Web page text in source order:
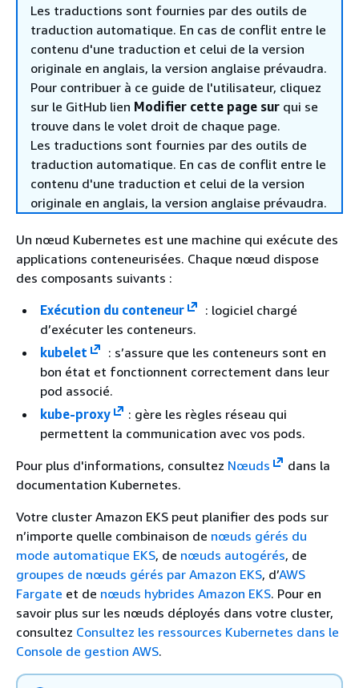
Les traductions sont fournies par des outils de
traduction automatique. En cas de conflit entre le
contenu d'une traduction et celui de la version
originale en anglais, la version anglaise prévaudra.
Pour contribuer à ce guide de l'utilisateur, cliquez
sur le GitHub lien Modifier cette page sur qui se
trouve dans le volet droit de chaque page.
Les traductions sont fournies par des outils de
traduction automatique. En cas de conflit entre le
contenu d'une traduction et celui de la version
originale en anglais, la version anglaise prévaudra.
Un nœud Kubernetes est une machine qui exécute des
applications conteneurisées. Chaque nœud dispose
des composants suivants :
Exécution du conteneur
: logiciel chargé
d’exécuter les conteneurs.
kubelet
: s’assure que les conteneurs sont en
bon état et fonctionnent correctement dans leur
pod associé.
kube-proxy
: gère les règles réseau qui
permettent la communication avec vos pods.
Pour plus d'informations, consultez Nœuds
dans la
documentation Kubernetes.
Votre cluster Amazon EKS peut planifier des pods sur
n’importe quelle combinaison de nœuds gérés du
mode automatique EKS, de nœuds autogérés, de
groupes de nœuds gérés par Amazon EKS, d’AWS
Fargate et de nœuds hybrides Amazon EKS. Pour en
savoir plus sur les nœuds déployés dans votre cluster,
consultez Consultez les ressources Kubernetes dans le
Console de gestion AWS.